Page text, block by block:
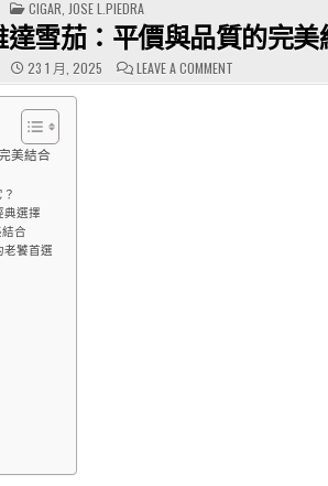
POSTED
IN
CIGAR JOSE L.PIEDRA
雪茄：平價與品質的完美
23 1 月, 2025 LEAVE A COMMENTON
JOSE
美結合
典選擇
合
饕首選